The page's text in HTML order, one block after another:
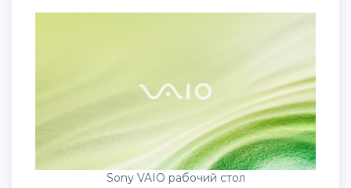
Sony VAIO рабочий стол